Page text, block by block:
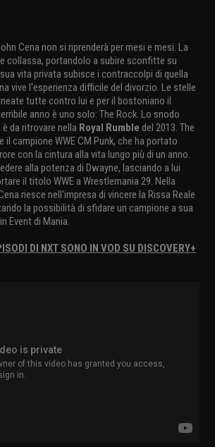
Cena non si riprenderà per mesi e mesi. La
collassa, portandolo a subire sconfitte su
vita privata subisce i contraccolpi di quella
vive l'esperienza difficile del divorzio. Le stelle
tutte contro lui e per il bostoniano il
anno è uno solo: The Rock. Lo snodo
da ritrovare nella Royal Rumble del 2013. The
il campione WWE CM Punk, che ha portato
con la cintura alla vita lungo più di un anno.
alla potenza di Dwayne, lasciando a lui
il titolo WWE a Wrestlemania 29. Nella
riesce nell'impresa di vincere la Rissa Reale
la possibilità di sfidare un campione a sua
Event di Mania.
DI NXT SONO IN VOD SU DISCOVERY+